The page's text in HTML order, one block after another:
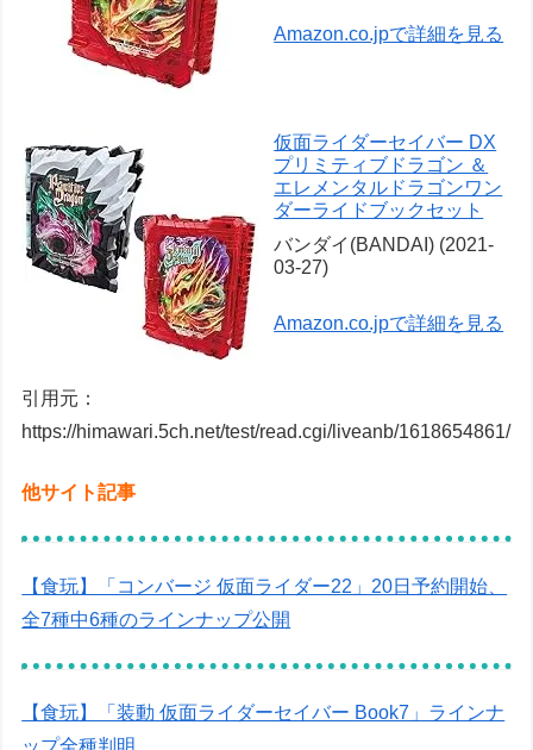
Amazon.co.jpで詳細を見る
仮面ライダーセイバー DX
プリミティブドラゴン ＆
エレメンタルドラゴンワン
ダーライドブックセット
バンダイ(BANDAI) (2021-
03-27)
Amazon.co.jpで詳細を見る
引用元：
https://himawari.5ch.net/test/read.cgi/liveanb/1618654861/
他サイト記事
【食玩】「コンバージ 仮面ライダー22」20日予約開始、
全7種中6種のラインナップ公開
【食玩】「装動 仮面ライダーセイバー Book7」ラインナ